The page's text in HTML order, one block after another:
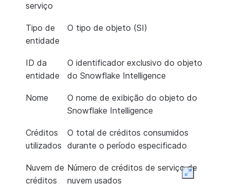
serviço
Tipo de
entidade
O tipo de objeto (SI)
ID da
entidade
O identificador exclusivo do objeto
do Snowflake Intelligence
Nome
O nome de exibição do objeto do
Snowflake Intelligence
Créditos
utilizados
O total de créditos consumidos
durante o período especificado
Nuvem de
créditos
Número de créditos de serviço de
nuvem usados
Expand